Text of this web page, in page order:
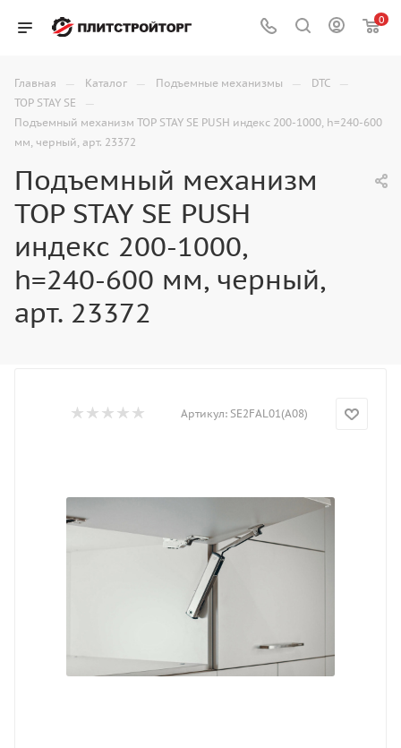
0
Главная — Каталог — Подъемные механизмы — DTC —
TOP STAY SE —
Подъемный механизм TOP STAY SE PUSH индекс 200-1000, h=240-600
мм, черный, арт. 23372
Подъемный механизм
TOP STAY SE PUSH
индекс 200-1000,
h=240-600 мм, черный,
арт. 23372
Артикул: SE2FAL01(A08)